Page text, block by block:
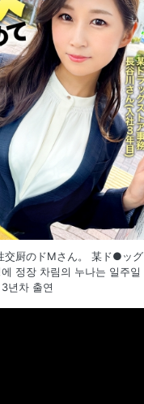
交厨のドMさん。 某ド●ッグ
정장 차림의 누나는 일주일
년차 출연